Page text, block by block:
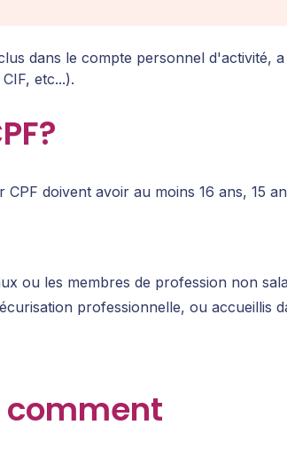
dans le compte personnel d'activité,
etc...).
doivent avoir au moins 16 ans, 15
ou les membres de profession non
professionnelle, ou accueillis
comment